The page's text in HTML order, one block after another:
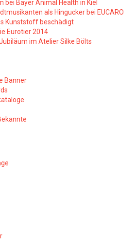
bei Bayer Animal Health in Kiel
als Hingucker bei EUCARO
Kunststoff beschädigt
Eurotier 2014
im Atelier Silke Bölts
Banner